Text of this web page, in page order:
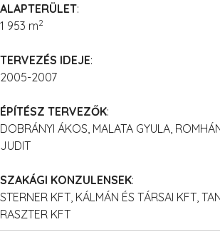
ALAPTERÜLET:
1 953 m2
TERVEZÉS IDEJE:
2005-2007
ÉPÍTÉSZ TERVEZŐK:
DOBRÁNYI ÁKOS, MALATA GYULA,
JUDIT
SZAKÁGI KONZULENSEK:
STERNER KFT, KÁLMÁN ÉS TÁRSAI KFT,
RASZTER KFT